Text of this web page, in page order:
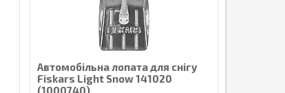
Автомобільна лопата для снігу
Fiskars Light Snow 141020
(1000740)